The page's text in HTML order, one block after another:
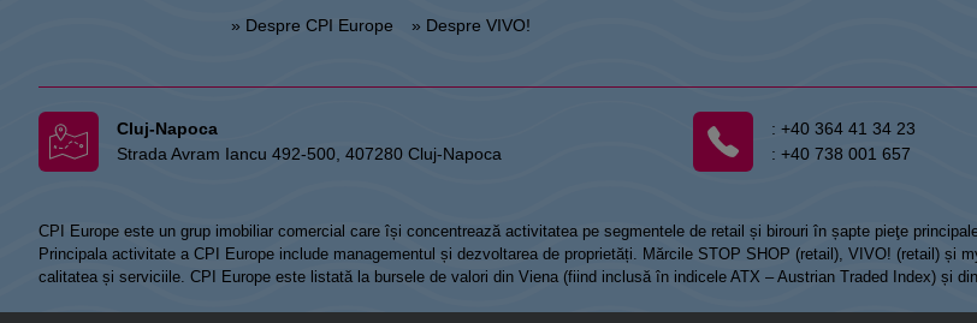
» Despre CPI Europe » Despre VIVO!
Cluj-Napoca
Strada Avram Iancu 492-500, 407280 Cluj-Napoca
: +40 364 41 34 23
: +40 738 001 657
CPI Europe este un grup imobiliar comercial care își concentrează activitatea pe segmentele de retail și birouri în șapte pieţe
Principala activitate a CPI Europe include managementul și dezvoltarea de proprietăți. Mărcile STOP SHOP (retail), VIVO! (retail) și
calitatea și serviciile. CPI Europe este listată la bursele de valori din Viena (fiind inclusă în indicele ATX – Austrian Traded Index) și